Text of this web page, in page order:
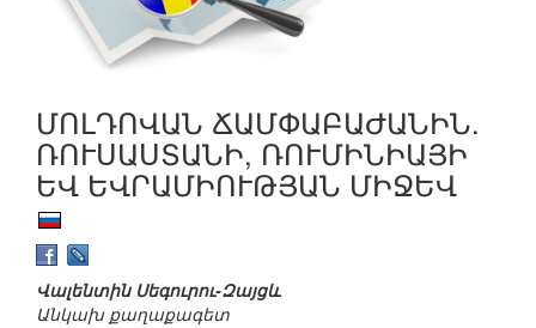
ՄՈԼԴՈՎԱՆ ՃԱՄՓԱԲԱԺԱՆԻՆ.
ՌՈՒՍԱՍՏԱՆԻ, ՌՈՒՄԻՆԻԱՅԻ
ԵՎ ԵՎՐԱՄԻՈՒԹՅԱՆ ՄԻՋԵՎ
Վալենտին Սեգուրու-Զայցև
Անկախ քաղաքագետ